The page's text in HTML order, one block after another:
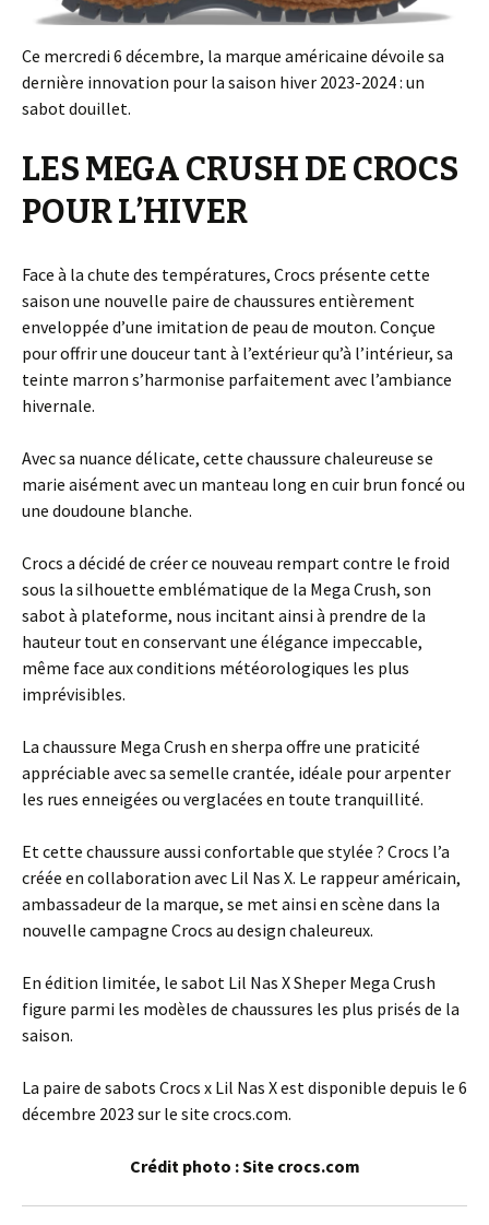
Ce mercredi 6 décembre, la marque américaine dévoile sa
dernière innovation pour la saison hiver 2023-2024 : un
sabot douillet.
LES MEGA CRUSH DE CROCS
POUR L’HIVER
Face à la chute des températures, Crocs présente cette
saison une nouvelle paire de chaussures entièrement
enveloppée d’une imitation de peau de mouton. Conçue
pour offrir une douceur tant à l’extérieur qu’à l’intérieur, sa
teinte marron s’harmonise parfaitement avec l’ambiance
hivernale.
Avec sa nuance délicate, cette chaussure chaleureuse se
marie aisément avec un manteau long en cuir brun foncé ou
une doudoune blanche.
Crocs a décidé de créer ce nouveau rempart contre le froid
sous la silhouette emblématique de la Mega Crush, son
sabot à plateforme, nous incitant ainsi à prendre de la
hauteur tout en conservant une élégance impeccable,
même face aux conditions météorologiques les plus
imprévisibles.
La chaussure Mega Crush en sherpa offre une praticité
appréciable avec sa semelle crantée, idéale pour arpenter
les rues enneigées ou verglacées en toute tranquillité.
Et cette chaussure aussi confortable que stylée ? Crocs l’a
créée en collaboration avec Lil Nas X. Le rappeur américain,
ambassadeur de la marque, se met ainsi en scène dans la
nouvelle campagne Crocs au design chaleureux.
En édition limitée, le sabot Lil Nas X Sheper Mega Crush
figure parmi les modèles de chaussures les plus prisés de la
saison.
La paire de sabots Crocs x Lil Nas X est disponible depuis le 6
décembre 2023 sur le site crocs.com.
Crédit photo : Site crocs.com